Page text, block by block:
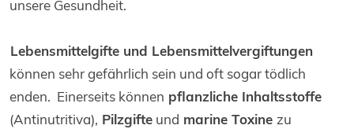
unsere Gesundheit.
Lebensmittelgifte und Lebensmittelvergiftungen
können sehr gefährlich sein und oft sogar tödlich
enden. Einerseits können pflanzliche Inhaltsstoffe
(Antinutritiva), Pilzgifte und marine Toxine zu